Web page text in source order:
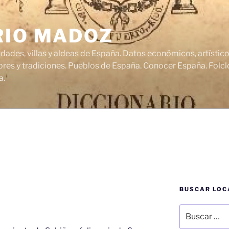
MADOZ
villas y aldeas de España. Datos económicos,
y tradiciones. Pueblos de España. Conocer España.
BUSCAR
por: